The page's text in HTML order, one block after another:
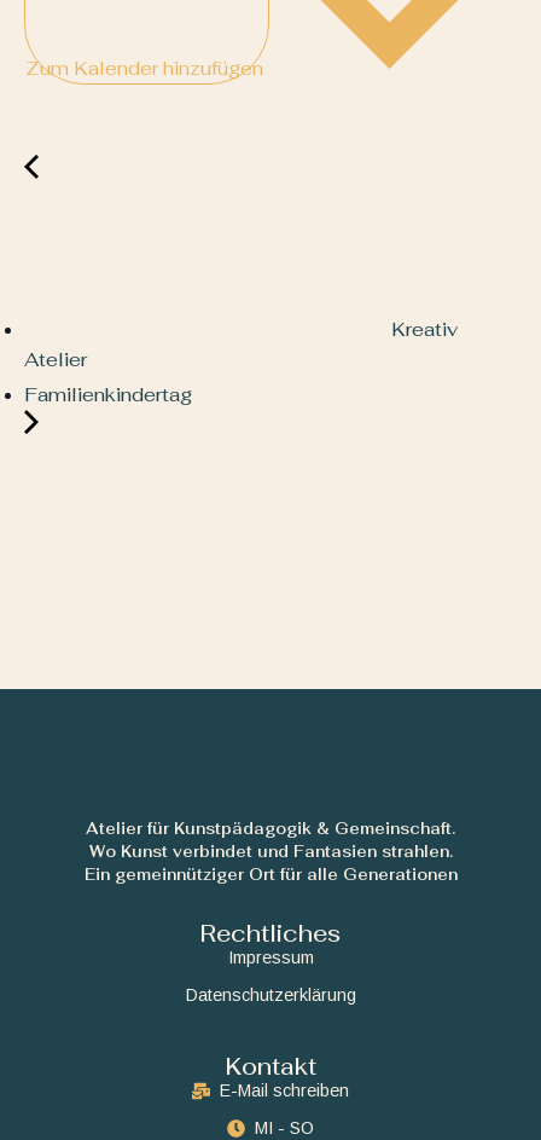
Zum Kalender hinzufügen
Kreativ
Atelier
Familienkindertag
Atelier für Kunstpädagogik & Gemeinschaft.
Wo Kunst verbindet und Fantasien strahlen.
Ein gemeinnütziger Ort für alle Generationen
Rechtliches
Impressum
Datenschutzerklärung
Kontakt
E-Mail schreiben
MI - SO